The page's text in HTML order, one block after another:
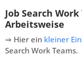
Job Search
Arbeitsweise
⇒ Hier ein kleiner
Search Work Teams.